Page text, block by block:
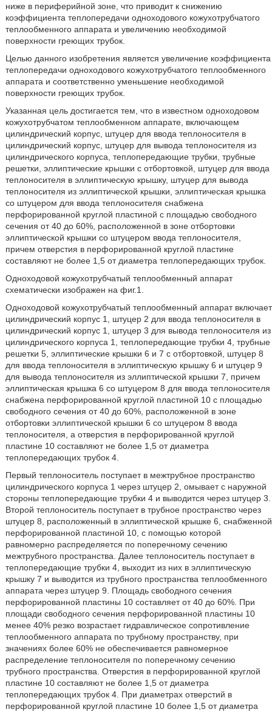
ниже в периферийной зоне, что приводит к снижению
коэффициента теплопередачи одноходового кожухотрубчатого
теплообменного аппарата и увеличению необходимой
поверхности греющих трубок.
Целью данного изобретения является увеличение коэффициента
теплопередачи одноходового кожухотрубчатого теплообменного
аппарата и соответственно уменьшение необходимой
поверхности греющих трубок.
Указанная цель достигается тем, что в известном одноходовом
кожухотрубчатом теплообменном аппарате, включающем
цилиндрический корпус, штуцер для ввода теплоносителя в
цилиндрический корпус, штуцер для вывода теплоносителя из
цилиндрического корпуса, теплопередающие трубки, трубные
решетки, эллиптические крышки с отбортовкой, штуцер для ввода
теплоносителя в эллиптическую крышку, штуцер для вывода
теплоносителя из эллиптической крышки, эллиптическая крышка
со штуцером для ввода теплоносителя снабжена
перфорированной круглой пластиной с площадью свободного
сечения от 40 до 60%, расположенной в зоне отбортовки
эллиптической крышки со штуцером ввода теплоносителя,
причем отверстия в перфорированной круглой пластине
составляют не более 1,5 от диаметра теплопередающих трубок.
Одноходовой кожухотрубчатый теплообменный аппарат
схематически изображен на фиг.1.
Одноходовой кожухотрубчатый теплообменный аппарат включает
цилиндрический корпус 1, штуцер 2 для ввода теплоносителя в
цилиндрический корпус 1, штуцер 3 для вывода теплоносителя из
цилиндрического корпуса 1, теплопередающие трубки 4, трубные
решетки 5, эллиптические крышки 6 и 7 с отбортовкой, штуцер 8
для ввода теплоносителя в эллиптическую крышку 6 и штуцер 9
для вывода теплоносителя из эллиптической крышки 7, причем
эллиптическая крышка 6 со штуцером 8 для ввода теплоносителя
снабжена перфорированной круглой пластиной 10 с площадью
свободного сечения от 40 до 60%, расположенной в зоне
отбортовки эллиптической крышки 6 со штуцером 8 ввода
теплоносителя, а отверстия в перфорированной круглой
пластине 10 составляют не более 1,5 от диаметра
теплопередающих трубок 4.
Первый теплоноситель поступает в межтрубное пространство
цилиндрического корпуса 1 через штуцер 2, омывает с наружной
стороны теплопередающие трубки 4 и выводится через штуцер 3.
Второй теплоноситель поступает в трубное пространство через
штуцер 8, расположенный в эллиптической крышке 6, снабженной
перфорированной пластиной 10, с помощью которой
равномерно распределяется по поперечному сечению
межтрубного пространства. Далее теплоноситель поступает в
теплопередающие трубки 4, выходит из них в эллиптическую
крышку 7 и выводится из трубного пространства теплообменного
аппарата через штуцер 9. Площадь свободного сечения
перфорированной пластины 10 составляет от 40 до 60%. При
площади свободного сечения перфорированной пластины 10
менее 40% резко возрастает гидравлическое сопротивление
теплообменного аппарата по трубному пространству, при
значениях более 60% не обеспечивается равномерное
распределение теплоносителя по поперечному сечению
трубного пространства. Отверстия в перфорированной круглой
пластине 10 составляют не более 1,5 от диаметра
теплопередающих трубок 4. При диаметрах отверстий в
перфорированной круглой пластине 10 более 1,5 от диаметра